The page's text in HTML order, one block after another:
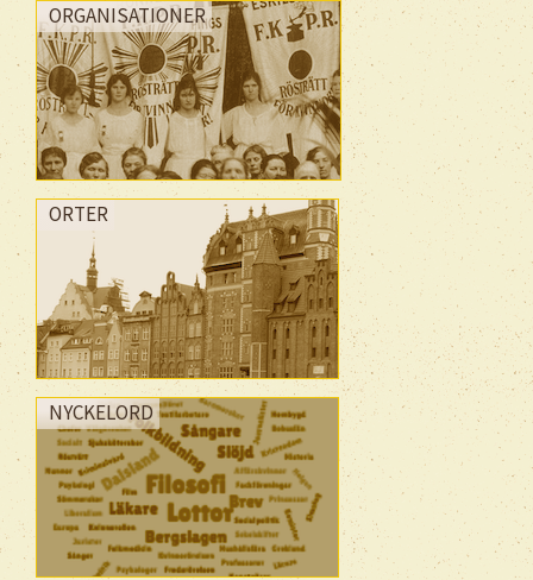
ORGANISATIONER
ORTER
NYCKELORD